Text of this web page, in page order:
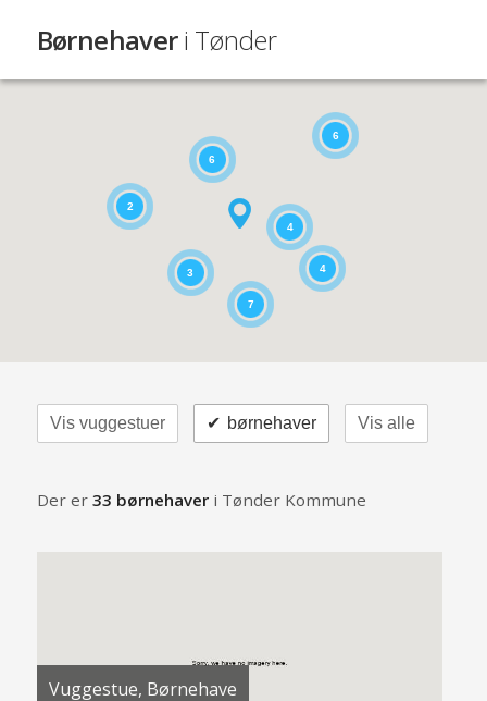
Børnehaveri Tønder
6
3 4
2
4
6
7
Vis vuggestuer børnehaver
✔ Vis alle
Der er 33 børnehaveri Tønder Kommune
Vuggestue, Børnehave